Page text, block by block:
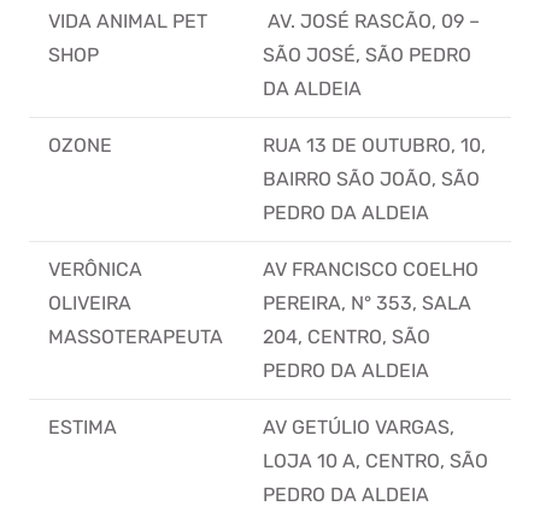
VIDA ANIMAL PET
SHOP
AV. JOSÉ RASCÃO, 09 –
SÃO JOSÉ, SÃO PEDRO
DA ALDEIA
OZONE
RUA 13 DE OUTUBRO, 10,
BAIRRO SÃO JOÃO, SÃO
PEDRO DA ALDEIA
VERÔNICA
OLIVEIRA
MASSOTERAPEUTA
AV FRANCISCO COELHO
PEREIRA, N° 353, SALA
204, CENTRO, SÃO
PEDRO DA ALDEIA
ESTIMA
AV GETÚLIO VARGAS,
LOJA 10 A, CENTRO, SÃO
PEDRO DA ALDEIA